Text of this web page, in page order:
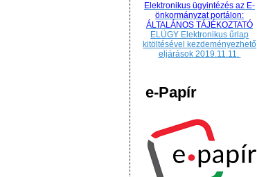
Elektronikus ügyintézés az E-
önkormányzat portálon:
ÁLTALÁNOS TÁJÉKOZTATÓ
ELÜGY Elektronikus űrlap
kitöltésével kezdeményezhető
eljárások 2019.11.11.
e-Papír